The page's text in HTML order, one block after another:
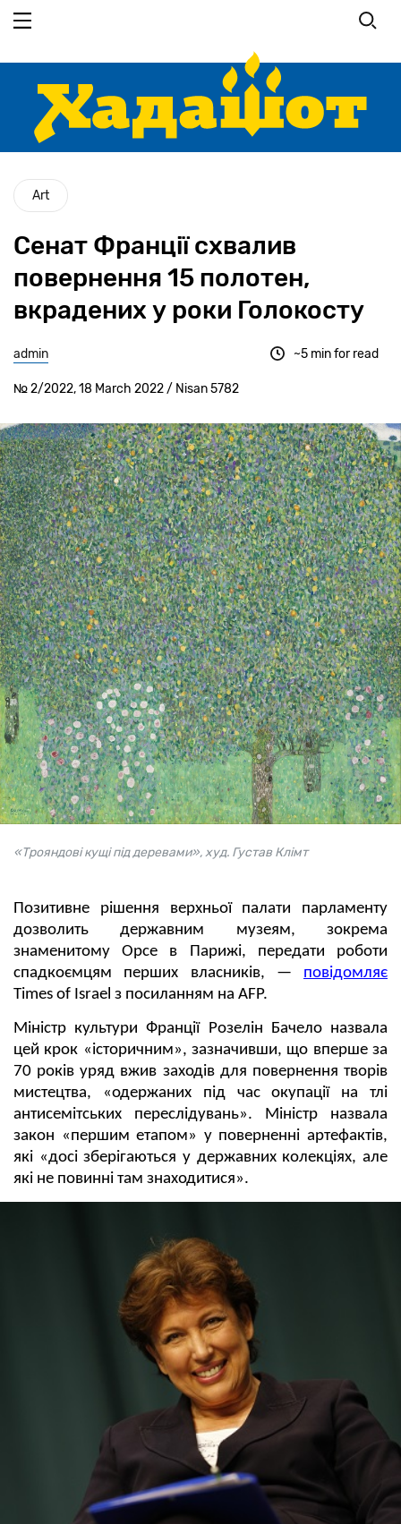
основного
Art
Сенат Франції схвалив
повернення 15 полотен,
вкрадених у роки Голокосту
admin
№ 2/2022, 18 March 2022 / Nisan 5782
~5 min for read
«Трояндові кущі під деревами», худ. Густав Клімт
Позитивне рішення верхньої палати парламенту
дозволить державним музеям, зокрема
знаменитому Орсе в Парижі, передати роботи
спадкоємцям перших власників, — повідомляє
Times of Israel з посиланням на AFP.
Міністр культури Франції Розелін Бачело назвала
цей крок «історичним», зазначивши, що вперше за
70 років уряд вжив заходів для повернення творів
мистецтва, «одержаних під час окупації на тлі
антисемітських переслідувань». Міністр назвала
закон «першим етапом» у поверненні артефактів,
які «досі зберігаються у державних колекціях, але
які не повинні там знаходитися».